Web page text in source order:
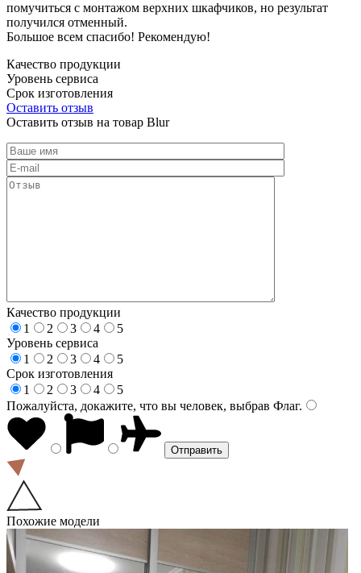
помучиться с монтажом верхних шкафчиков, но результат
получился отменный.
Большое всем спасибо! Рекомендую!
Качество продукции
Уровень сервиса
Срок изготовления
Оставить отзыв
Оставить отзыв на товар Blur
Качество продукции
1
2 3 4
5
Уровень сервиса
1
2 3 4
5
Срок изготовления
1
2 3 4
5
Пожалуйста, докажите, что вы человек, выбрав Флаг.
Похожие модели